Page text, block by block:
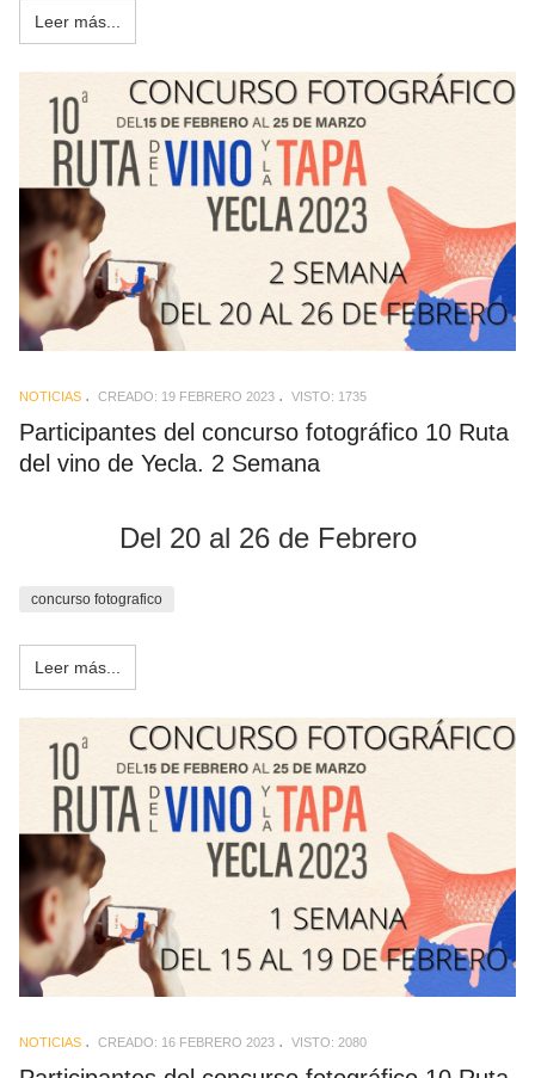
Leer más...
NOTICIAS CREADO: 19 FEBRERO 2023 VISTO: 1735
Participantes del concurso fotográfico 10 Ruta
del vino de Yecla. 2 Semana
Del 20 al 26 de Febrero
concurso fotografico
Leer más...
NOTICIAS CREADO: 16 FEBRERO 2023 VISTO: 2080